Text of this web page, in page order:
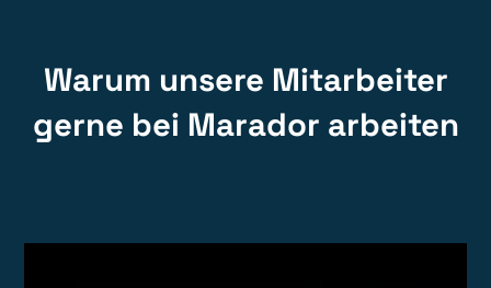
Warum unsere Mitarbeiter
gerne bei Marador arbeiten